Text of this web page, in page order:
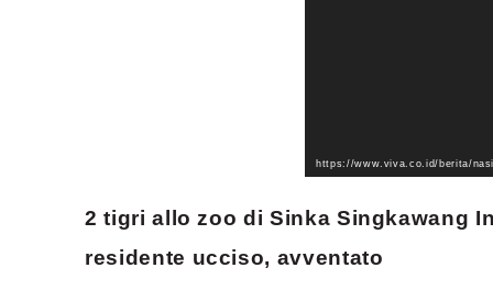
2 tigri allo zoo di Sinka Singkawang
residente ucciso, avventato